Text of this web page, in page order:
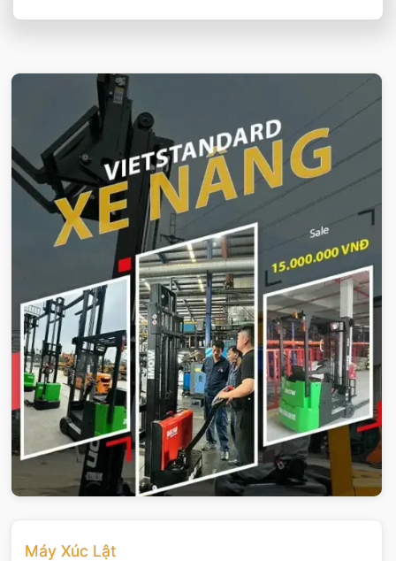
VIETSTANDARD VIỆT NAM
Xe-nang
Máy Xúc Lật